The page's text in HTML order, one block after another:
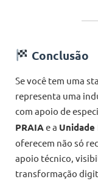
Conclusão
Se você tem uma
representa uma
com apoio de
PRAIAe a
oferecem não só
apoio técnico,
transformação